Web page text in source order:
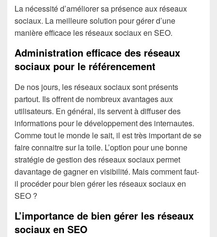
La nécessité d’améliorer sa présence aux réseaux
sociaux. La meilleure solution pour gérer d’une
manière efficace les réseaux sociaux en SEO.
Administration efficace des réseaux
sociaux pour le référencement
De nos jours, les réseaux sociaux sont présents
partout. Ils offrent de nombreux avantages aux
utilisateurs. En général, ils servent à diffuser des
informations pour le développement des internautes.
Comme tout le monde le sait, il est très important de se
faire connaitre sur la toile. L’option pour une bonne
stratégie de gestion des réseaux sociaux permet
davantage de gagner en visibilité. Mais comment faut-
il procéder pour bien gérer les réseaux sociaux en
SEO ?
L’importance de bien gérer les réseaux
sociaux en SEO